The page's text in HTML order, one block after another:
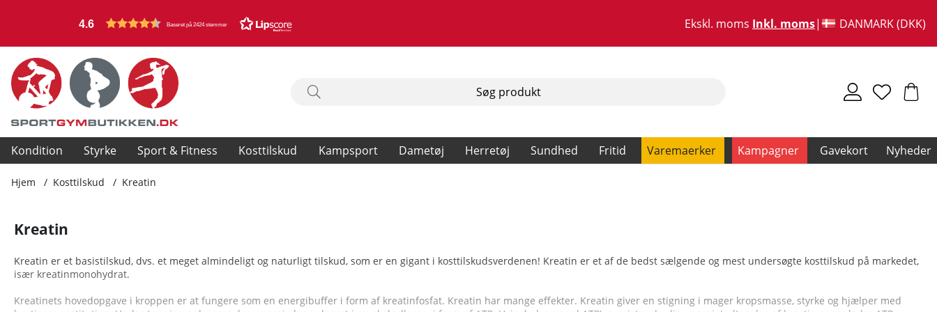
4.6 Baseret på 2424 stemmer Ekskl. moms Inkl. moms DANMARK (DKK)
Kondition Styrke Sport & Fitness Kosttilskud Kampsport Dametøj Herretøj Sundhed Fritid Varemaerker Kampagner Gavekort Nyheder
Hjem Kosttilskud Kreatin
Kreatin
Kreatin er et basistilskud, dvs. et meget almindeligt og naturligt tilskud, som er en gigant i kosttilskudsverdenen! Kreatin er et af de bedst sælgende og mest undersøgte kosttilskud på markedet,
især kreatinmonohydrat.
Kreatinets hovedopgave i kroppen er at fungere som en energibuffer i form af kreatinfosfat. Kreatin har mange effekter. Kreatin giver en stigning i mager kropsmasse, styrke og hjælper med